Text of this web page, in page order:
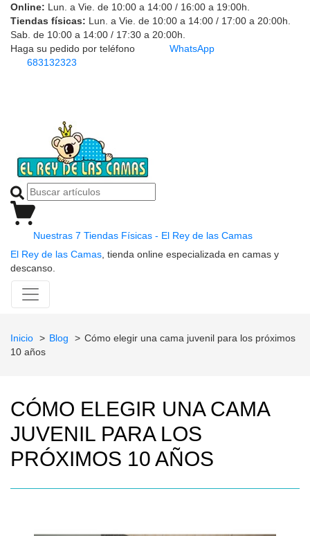
Online: Lun. a Vie. de 10:00 a 14:00 / 16:00 a 19:00h.
Tiendas físicas: Lun. a Vie. de 10:00 a 14:00 / 17:00 a 20:00h.
Sab. de 10:00 a 14:00 / 17:30 a 20:00h.
Haga su pedido por teléfono
683132323
WhatsApp
Nuestras 7 Tiendas Físicas - El Rey de las Camas
El Rey de las Camas , tienda online especializada en camas y
descanso.
Inicio Blog
Cómo elegir una cama juvenil para los próximos
10 años
CÓMO ELEGIR UNA CAMA
JUVENIL PARA LOS
PRÓXIMOS 10 AÑOS